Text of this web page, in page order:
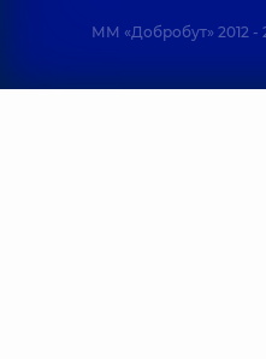
ММ «Добробут» 2012 -